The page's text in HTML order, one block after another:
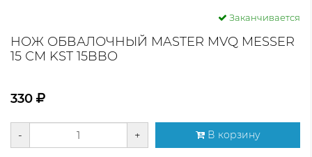
Заканчивается
НОЖ ОБВАЛОЧНЫЙ MASTER MVQ MESSER
15 СМ KST 15BBO
330
- + В корзину